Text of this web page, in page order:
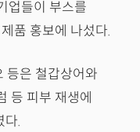
업들이 부스를
품 홍보에 나섰다.
등은 철갑상어와
등 피부 재생에
다.